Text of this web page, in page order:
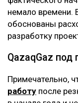
немало времени.
обоснованы
разработку
QazaqGaz под
Примечательно,
работу после